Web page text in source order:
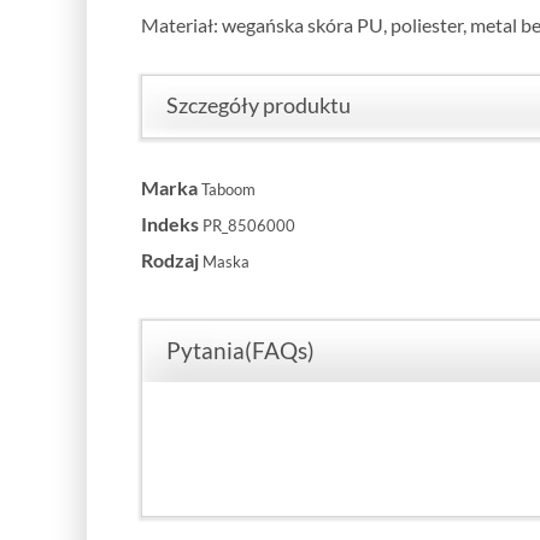
Materiał: wegańska skóra PU, poliester, metal
Szczegóły produktu
MarkaTaboom
Indeks PR_8506000
Rodzaj Maska
Pytania(FAQs)